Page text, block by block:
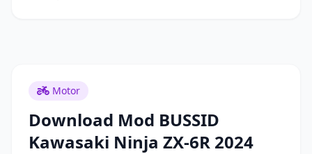
Motor
Download Mod BUSSID
Kawasaki Ninja ZX-6R 2024